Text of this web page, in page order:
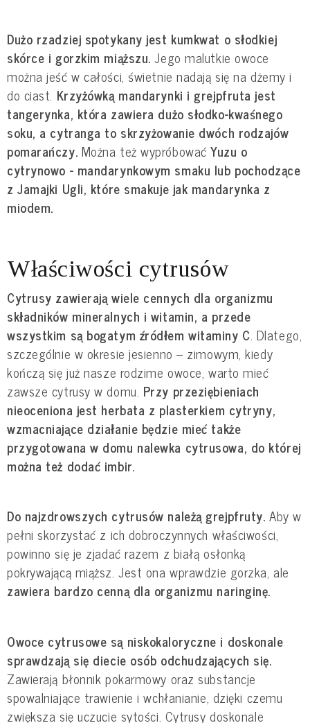
Dużo rzadziej spotykany jest kumkwat o słodkiej
skórce i gorzkim miąższu.Jego malutkie owoce
można jeść w całości, świetnie nadają się na dżemy i
do ciast. Krzyżówką mandarynki i grejpfruta jest
tangerynka, która zawiera dużo słodko-kwaśnego
soku, a cytranga to skrzyżowanie dwóch rodzajów
pomarańczy. Można też wypróbowaćYuzu o
cytrynowo - mandarynkowym smaku lub pochodzące
z Jamajki Ugli, które smakuje jak mandarynka z
miodem.
Właściwości cytrusów
Cytrusy zawierają wiele cennych dla organizmu
składników mineralnych i witamin, a przede
wszystkim są bogatym źródłem witaminy C. Dlatego,
szczególnie w okresie jesienno – zimowym, kiedy
kończą się już nasze rodzime owoce, warto mieć
zawsze cytrusy w domu. Przy przeziębieniach
nieoceniona jest herbata z plasterkiem cytryny,
wzmacniające działanie będzie mieć także
przygotowana w domu nalewka cytrusowa, do której
można też dodać imbir.
Do najzdrowszych cytrusów należą grejpfruty. Aby w
pełni skorzystać z ich dobroczynnych właściwości,
powinno się je zjadać razem z białą osłonką
pokrywającą miąższ. Jest ona wprawdzie gorzka, ale
zawiera bardzo cenną dla organizmu naringinę.
Owoce cytrusowe są niskokaloryczne i doskonale
sprawdzają się diecie osób odchudzających się.
Zawierają błonnik pokarmowy oraz substancje
spowalniające trawienie i wchłanianie, dzięki czemu
zwiększa się uczucie sytości. Cytrusy doskonale